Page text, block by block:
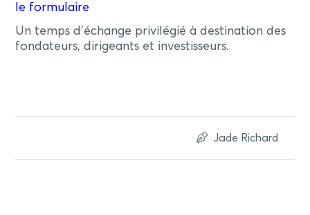
le formulaire
Un temps d’échange privilégié à destination des
fondateurs, dirigeants et investisseurs.
Jade Richard